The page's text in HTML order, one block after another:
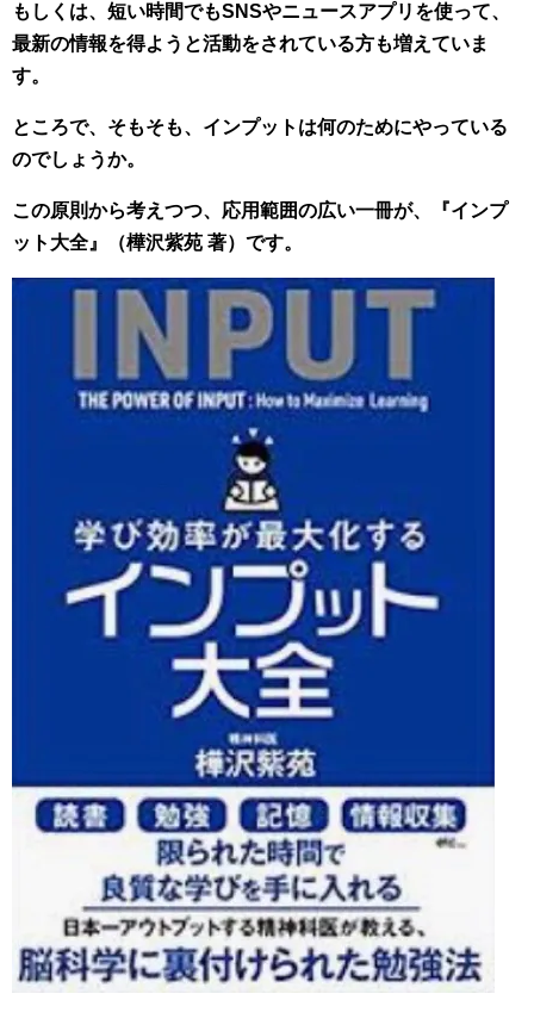
もしくは、短い時間でもSNSやニュースアプリを使って、
最新の情報を得ようと活動をされている方も増えていま
す。
ところで、そもそも、インプットは何のためにやっている
のでしょうか。
この原則から考えつつ、応用範囲の広い一冊が、『インプ
ット大全』（樺沢紫苑 著）です。